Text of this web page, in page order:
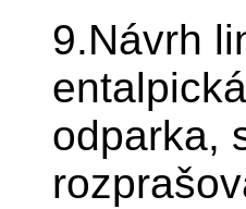
9.Návrh
odparka,